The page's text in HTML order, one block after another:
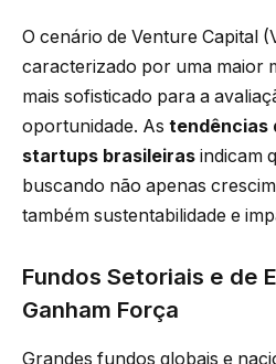
O cenário de Venture Capital
caracterizado por uma maior
mais sofisticado para a
oportunidade. As tendências
startups brasileiras indicam
buscando não apenas
também sustentabilidade e
Fundos Setoriais e de
Ganham Força
Grandes fundos globais e